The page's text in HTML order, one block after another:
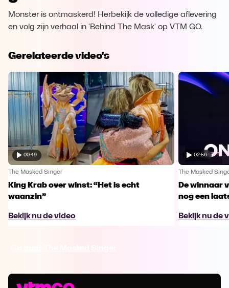
Monster is ontmaskerd! Herbekijk de volledige aflevering
en volg zijn verhaal in 'Behind The Mask' op VTM GO.
Gerelateerde video's
00:49
The Masked Singer
King Krab over winst: “Het is echt
waanzin”
Bekijk nu de video
02:56
The Masked
De winnaar
nog een
Bekijk nu de